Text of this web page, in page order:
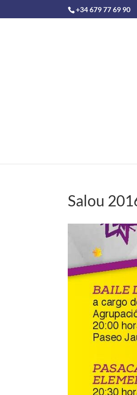
+34 679 77 69 90
Salou